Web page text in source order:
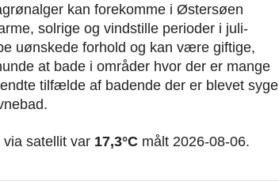
kan forekomme i Østersøen
solrige og vindstille perioder i juli-
uønskede forhold og kan være giftige,
at bade i områder hvor der er mange
tilfælde af badende der er blevet syge
satellit var 17,3°C målt 2026-08-06.